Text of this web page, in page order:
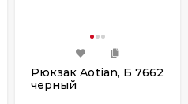
Рюкзак Aotian, Б 7662
черный